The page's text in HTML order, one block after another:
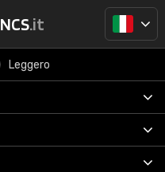
NCS.it
Leggero